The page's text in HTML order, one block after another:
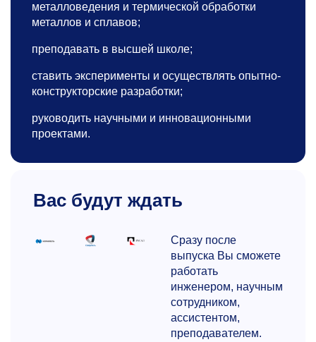
металловедения и термической обработки
металлов и сплавов;
преподавать в высшей школе;
ставить эксперименты и осуществлять опытно-
конструкторские разработки;
руководить научными и инновационными
проектами.
Вас будут ждать
Сразу после
выпуска Вы сможете
работать
инженером, научным
сотрудником,
ассистентом,
преподавателем.